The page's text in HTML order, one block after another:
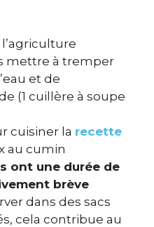
mettre à tremper
et de
(1 cuillère à soupe
cuisiner la recette
au cumin
ont une durée de
brève
dans des sacs
cela contribue au